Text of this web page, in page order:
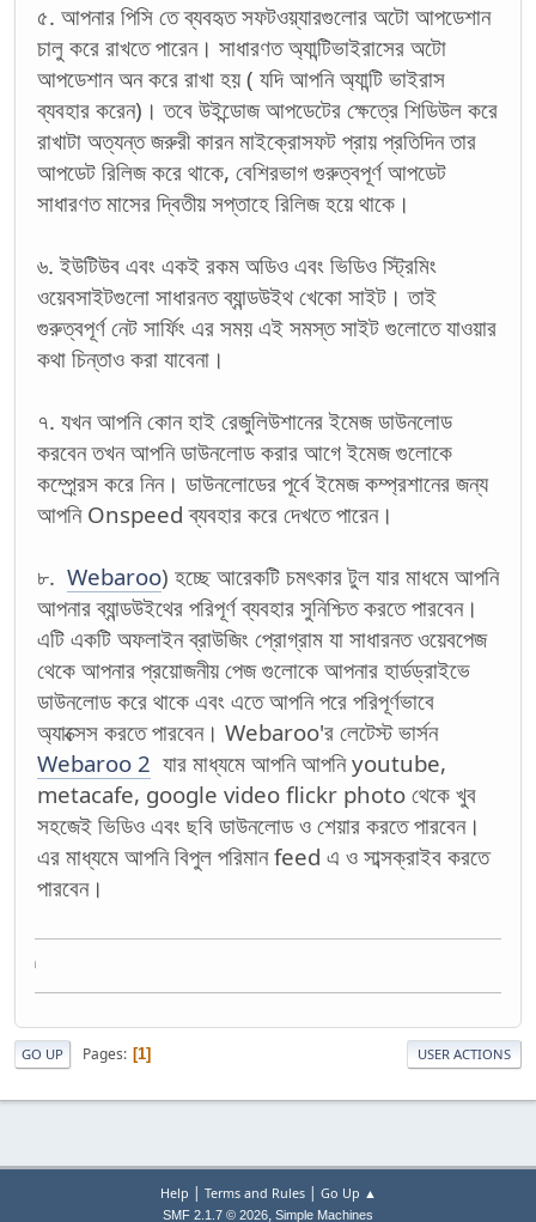
৫. আপনার পিসি তে ব্যবহৃত সফটওয়্যারগুলোর অটো আপডেশান
চালু করে রাখতে পারেন। সাধারণত অ্যান্টিভাইরাসের অটো
আপডেশান অন করে রাখা হয় ( যদি আপনি অ্যান্টি ভাইরাস
ব্যবহার করেন)। তবে উইন্ডোজ আপডেটের ক্ষেত্রে শিডিউল করে
রাখাটা অত্যন্ত জরুরী কারন মাইক্রোসফট প্রায় প্রতিদিন তার
আপডেট রিলিজ করে থাকে, বেশিরভাগ গুরুত্বপূর্ণ আপডেট
সাধারণত মাসের দ্বিতীয় সপ্তাহে রিলিজ হয়ে থাকে।
৬. ইউটিউব এবং একই রকম অডিও এবং ভিডিও স্ট্রিমিং
ওয়েবসাইটগুলো সাধারনত ব্যান্ডউইথ খেকো সাইট। তাই
গুরুত্বপূর্ণ নেট সার্ফিং এর সময় এই সমস্ত সাইট গুলোতে যাওয়ার
কথা চিন্তাও করা যাবেনা।
৭. যখন আপনি কোন হাই রেজুলিউশানের ইমেজ ডাউনলোড
করবেন তখন আপনি ডাউনলোড করার আগে ইমেজ গুলোকে
কম্প্র্রেস করে নিন। ডাউনলোডের পূর্বে ইমেজ কম্প্রশানের জন্য
আপনি Onspeed ব্যবহার করে দেখতে পারেন।
৮. Webaroo) হচ্ছে আরেকটি চমৎকার টুল যার মাধমে আপনি
আপনার ব্যান্ডউইথের পরিপূর্ণ ব্যবহার সুনিশ্চিত করতে পারবেন।
এটি একটি অফলাইন ব্রাউজিং প্রোগ্রাম যা সাধারনত ওয়েবপেজ
থেকে আপনার প্রয়োজনীয় পেজ গুলোকে আপনার হার্ডড্রাইভে
ডাউনলোড করে থাকে এবং এতে আপনি পরে পরিপূর্ণভাবে
অ্যাক্সেস করতে পারবেন। Webaroo'র লেটেস্ট ভার্সন
Webaroo 2 যার মাধ্যমে আপনি আপনি youtube,
metacafe, google video flickr photo থেকে খুব
সহজেই ভিডিও এবং ছবি ডাউনলোড ও শেয়ার করতে পারবেন।
এর মাধ্যমে আপনি বিপুল পরিমান feed এ ও সাব্সক্রাইব করতে
পারবেন।
GO UP Pages 1 USER ACTIONS
Help | Terms and Rules| Go Up ▲
SMF 2.1.7 © 2026, Simple Machines